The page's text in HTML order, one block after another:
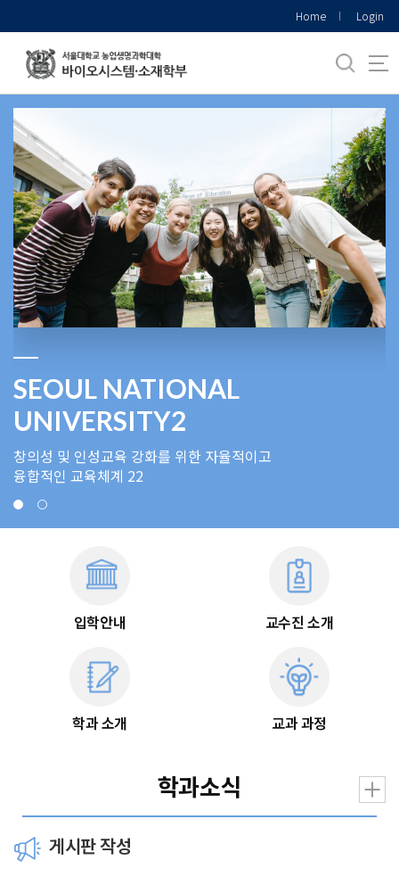
로
메
Home Login
SEOUL NATIONAL
UNIVERSITY2
창의성 및 인성교육 강화를 위한 자율적이고
융합적인 교육체계 22
입학안내 교수진 소개
학과 소개 교과 과정
학과소식
게시판 작성